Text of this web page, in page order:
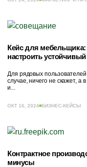
Кейс для мебельщика:
настроить
Для рядовых
случае, ничего не скажет,
и...
ОКТ 16, 2024 БИЗНЕС-КЕЙСЫ
Контрактное
минусы